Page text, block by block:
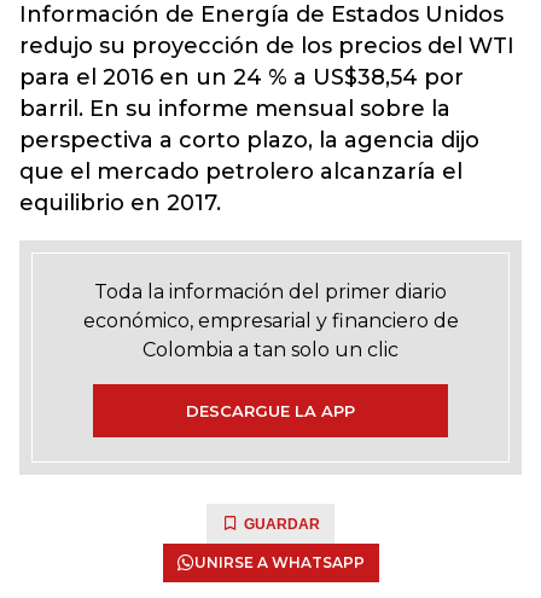
Información de Energía de Estados Unidos
redujo su proyección de los precios del WTI
para el 2016 en un 24 % a US$38,54 por
barril. En su informe mensual sobre la
perspectiva a corto plazo, la agencia dijo
que el mercado petrolero alcanzaría el
equilibrio en 2017.
Toda la información del primer diario
económico, empresarial y financiero de
Colombia a tan solo un clic
DESCARGUE LA APP
GUARDAR
UNIRSE A WHATSAPP